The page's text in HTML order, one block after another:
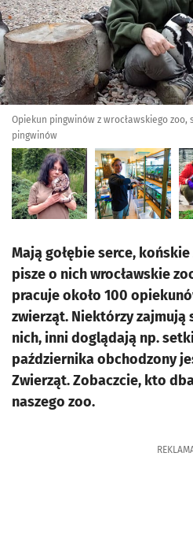
Opiekun pingwinów z wrocławskiego
pingwinów
Mają gołębie serce,
pisze o nich wrocławskie
pracuje około 100
zwierząt. Niektórzy
nich, inni doglądają np.
października obchodzony
Zwierząt. Zobaczcie, kto
naszego zoo.